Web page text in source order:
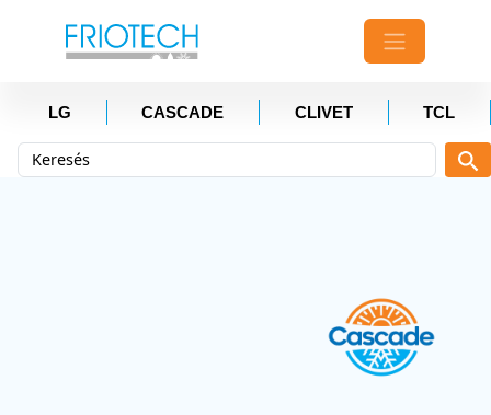
LG CASCADE CLIVET TCL